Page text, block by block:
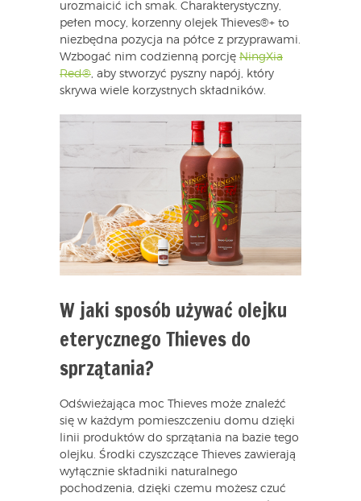
urozmaicić ich smak. Charakterystyczny,
pełen mocy, korzenny olejek Thieves®+ to
niezbędna pozycja na półce z przyprawami.
Wzbogać nim codzienną porcję NingXia
Red®, aby stworzyć pyszny napój, który
skrywa wiele korzystnych składników.
W jaki sposób używać olejku
eterycznego Thieves do
sprzątania?
Odświeżająca moc Thieves może znaleźć
się w każdym pomieszczeniu domu dzięki
linii produktów do sprzątania na bazie tego
olejku. Środki czyszczące Thieves zawierają
wyłącznie składniki naturalnego
pochodzenia, dzięki czemu możesz czuć